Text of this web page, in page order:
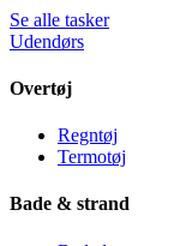
Se alle tasker
Udendørs
Overtøj
Regntøj
Termotøj
Bade & strand